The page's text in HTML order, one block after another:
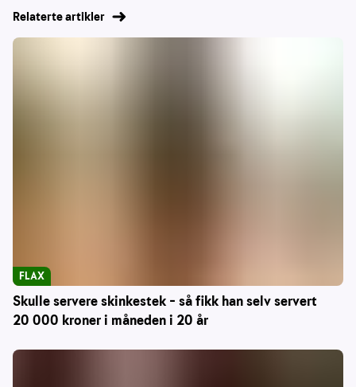
Relaterte artikler
Skulle servere skinkestek – så fikk han selv servert
20 000 kroner i måneden i 20 år
FLAX